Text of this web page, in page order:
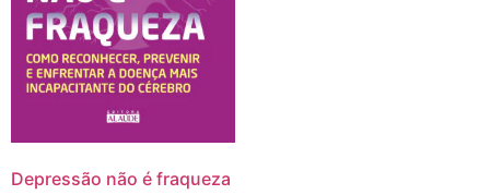
Depressão não é fraqueza